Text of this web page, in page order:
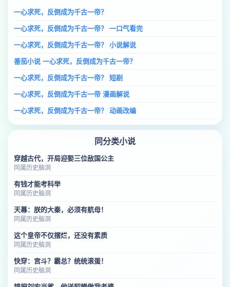
一心求死，反倒成为千古一帝？
一心求死，反倒成为千古一帝？ 一口气看完
一心求死，反倒成为千古一帝？ 小说解说
番茄小说 一心求死，反倒成为千古一帝？
一心求死，反倒成为千古一帝？ 短剧
一心求死，反倒成为千古一帝 漫画解说
一心求死，反倒成为千古一帝？ 动画改编
同分类小说
穿越古代，开局迎娶三位敌国公主
同属历史脑洞
有钱才能考科举
同属历史脑洞
天幕：朕的大秦，必须有航母！
同属历史脑洞
这个皇帝不仅摆烂，还没有素质
同属历史脑洞
快穿：宫斗？霸总？统统滚蛋！
同属历史脑洞